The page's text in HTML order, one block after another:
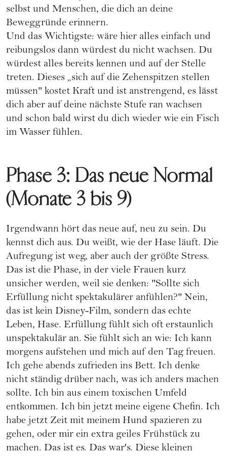
selbst und Menschen, die dich an deine
Beweggründe erinnern.
Und das Wichtigste: wäre hier alles einfach und
reibungslos dann würdest du nicht wachsen. Du
würdest alles bereits kennen und auf der Stelle
treten. Dieses „sich auf die Zehenspitzen stellen
müssen" kostet Kraft und ist anstrengend, es lässt
dich aber auf deine nächste Stufe ran wachsen
und schon bald wirst du dich wieder wie ein Fisch
im Wasser fühlen.
Phase 3: Das neue Normal
(Monate 3 bis 9)
Irgendwann hört das neue auf, neu zu sein. Du
kennst dich aus. Du weißt, wie der Hase läuft. Die
Aufregung ist weg, aber auch der größte Stress.
Das ist die Phase, in der viele Frauen kurz
unsicher werden, weil sie denken: "Sollte sich
Erfüllung nicht spektakulärer anfühlen?" Nein,
das ist kein Disney-Film, sondern das echte
Leben, Hase. Erfüllung fühlt sich oft erstaunlich
unspektakulär an. Sie fühlt sich an wie: Ich kann
morgens aufstehen und mich auf den Tag freuen.
Ich gehe abends zufrieden ins Bett. Ich denke
nicht ständig drüber nach, was ich anders machen
sollte. Ich bin aus einem toxischen Umfeld
entkommen. Ich bin jetzt meine eigene Chefin. Ich
habe jetzt Zeit mit meinem Hund spazieren zu
gehen, oder mir ein extra geiles Frühstück zu
machen. Das ist es. Das war's. Diese kleinen